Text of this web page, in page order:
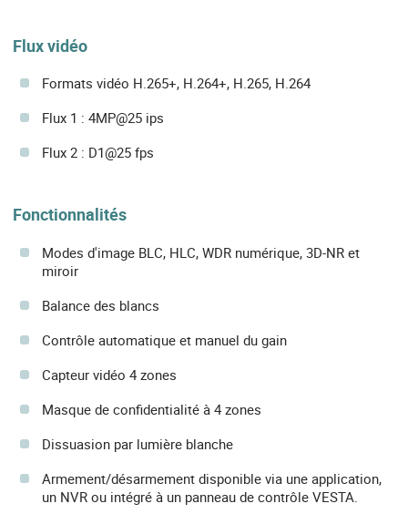
Flux vidéo
Formats vidéo H.265+, H.264+, H.265, H.264
Flux 1 : 4MP@25 ips
Flux 2 : D1@25 fps
Fonctionnalités
Modes d'image BLC, HLC, WDR numérique, 3D-NR et
miroir
Balance des blancs
Contrôle automatique et manuel du gain
Capteur vidéo 4 zones
Masque de confidentialité à 4 zones
Dissuasion par lumière blanche
Armement/désarmement disponible via une application,
un NVR ou intégré à un panneau de contrôle VESTA.